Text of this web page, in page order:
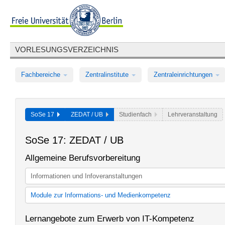
VORLESUNGSVERZEICHNIS
Fachbereiche Zentralinstitute Zentraleinrichtungen
SoSe 17 ZEDAT / UB Studienfach Lehrveranstaltung
SoSe 17: ZEDAT / UB
Allgemeine Berufsvorbereitung
Informationen und Infoveranstaltungen
Module zur Informations- und Medienkompetenz
Module zur Informations- und Medienkompetenz (bis SoSe 18)
Lernangebote zum Erwerb von IT-Kompetenz